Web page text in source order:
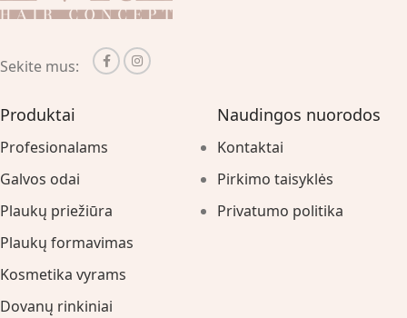
Sekite mus:
Produktai
Profesionalams
Galvos odai
Plaukų priežiūra
Plaukų formavimas
Kosmetika vyrams
Dovanų rinkiniai
Naudingos nuorodos
Kontaktai
Pirkimo taisyklės
Privatumo politika